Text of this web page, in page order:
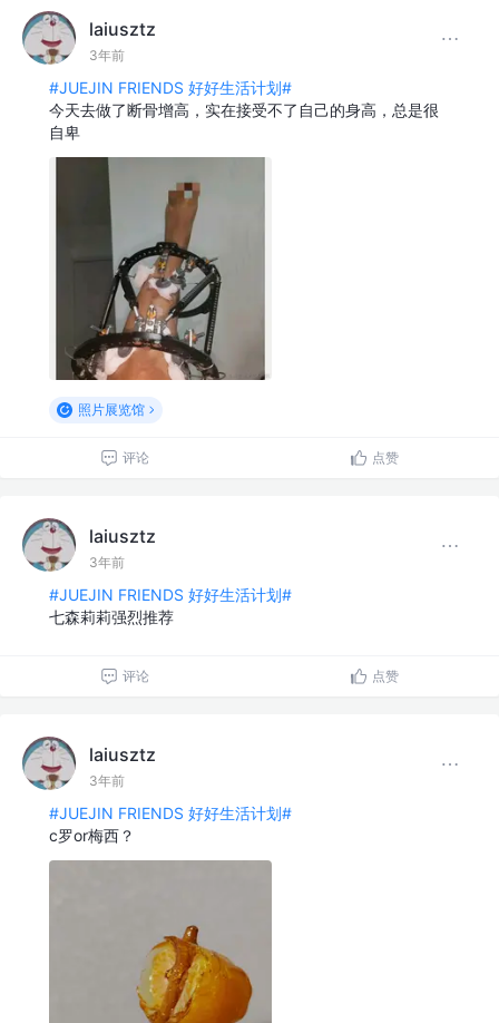
laiusztz
3年前
#JUEJIN FRIENDS 好好生活计划#
今天去做了断骨增高，实在接受不了自己的身高，总是很
自卑
照片展览馆
评论 点赞
laiusztz
3年前
#JUEJIN FRIENDS 好好生活计划#
七森莉莉强烈推荐
评论 点赞
laiusztz
3年前
#JUEJIN FRIENDS 好好生活计划#
c罗or梅西？